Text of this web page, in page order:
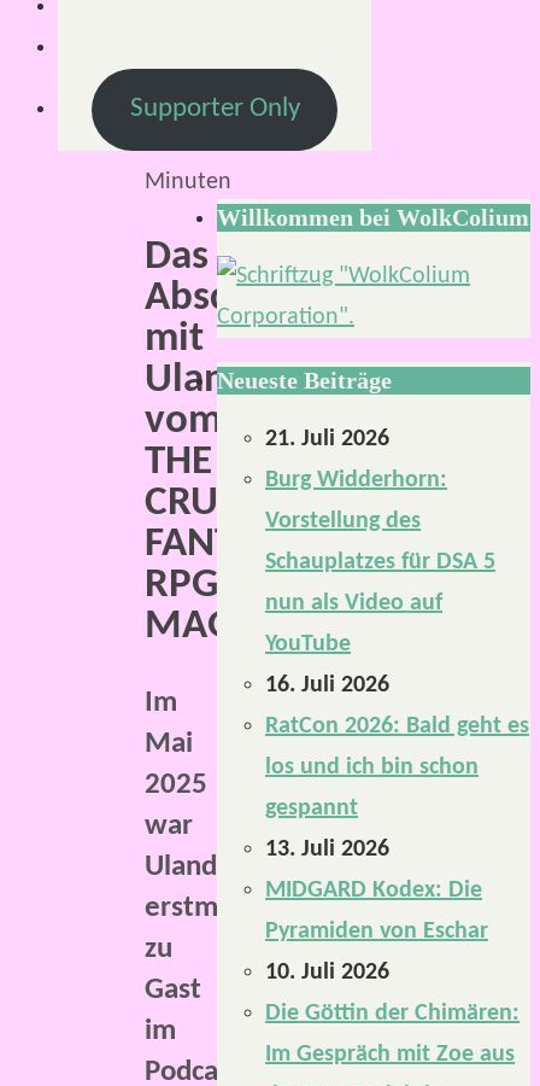
Lesezeit:
Minuten
Das
Abschlussgespräch
mit
Uland
vom
THE
CRUNCHFLUFF
FANTASTIC
RPG
MAGAZINE.
Im
Mai
2025
war
Uland
erstmals
zu
Gast
im
Podcast.
Supporter Only
Willkommen bei WolkColium
Neueste Beiträge
21. Juli 2026
Burg Widderhorn:
Vorstellung des
Schauplatzes für DSA 5
nun als Video auf
YouTube
16. Juli 2026
RatCon 2026: Bald geht es
los und ich bin schon
gespannt
13. Juli 2026
MIDGARD Kodex: Die
Pyramiden von Eschar
10. Juli 2026
Die Göttin der Chimären:
Im Gespräch mit Zoe aus